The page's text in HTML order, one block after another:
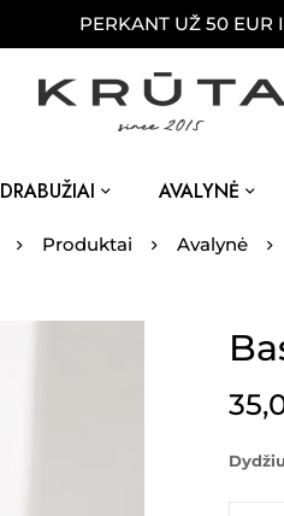
PERKANT UŽ 50 EUR IR
DRABUŽIAI AVALYNĖ
Produktai Avalynė